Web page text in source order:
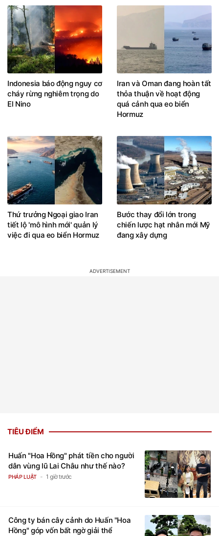
Indonesia báo động nguy cơ
cháy rừng nghiêm trọng do
El Nino
Iran và Oman đang hoàn tất
thỏa thuận về hoạt động
quá cảnh qua eo biển
Hormuz
Thứ trưởng Ngoại giao Iran
tiết lộ 'mô hình mới' quản lý
việc đi qua eo biển Hormuz
Bước thay đổi lớn trong
chiến lược hạt nhân mới Mỹ
đang xây dựng
TIÊU ĐIỂM
Huấn "Hoa Hồng" phát tiền cho người
dân vùng lũ Lai Châu như thế nào?
PHÁP LUẬT 1 giờ trước
Công ty bán cây cảnh do Huấn "Hoa
Hồng" góp vốn bất ngờ giải thể